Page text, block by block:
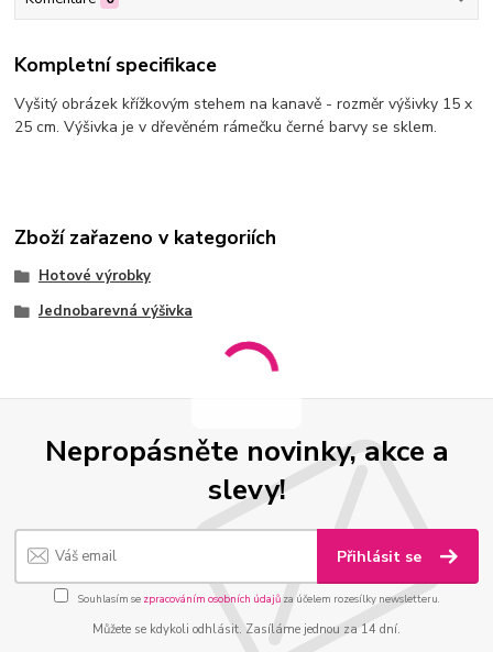
Kompletní specifikace
Vyšitý obrázek křížkovým stehem na kanavě - rozměr výšivky 15 x
25 cm. Výšivka je v dřevěném rámečku černé barvy se sklem.
Zboží zařazeno v kategoriích
Hotové výrobky
Jednobarevná výšivka
Nepropásněte novinky, akce a
slevy!
Přihlásit se
Souhlasím se zpracováním osobních údajůza účelem rozesílky newsletteru.
Můžete se kdykoli odhlásit. Zasíláme jednou za 14 dní.